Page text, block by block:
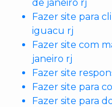
de janeiro rj
Fazer site para
iguacu rj
Fazer site com
janeiro rj
Fazer site
Fazer site para
Fazer site para